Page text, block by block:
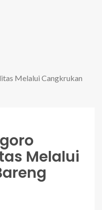
Melalui Cangkrukan
Melalui